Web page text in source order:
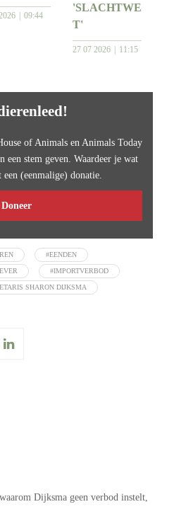
09:44
'SLACHTWE
T'
27 07 2026 11:15
of Animals en Animals Today
een stem geven. Waardeer je wat
(eenmalige) donatie.
Doneer
#EENDEN
#IMPORTVERBOD
SHARON DIJKSMA
Dijksma geen verbod instelt,